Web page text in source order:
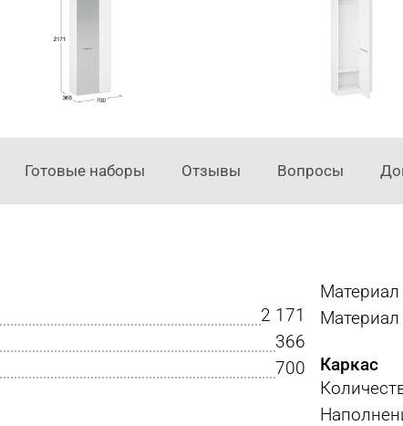
Готовые наборы Отзывы Вопросы
2 171
366
700
Материал
Каркас